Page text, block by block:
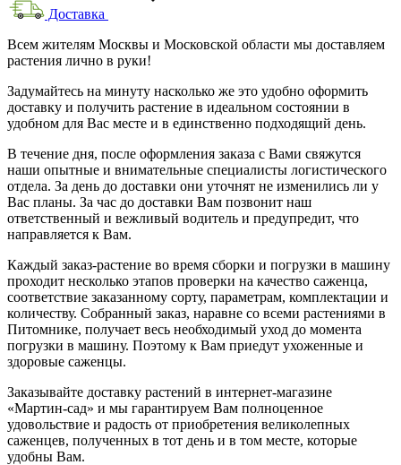
Доставка
Всем жителям Москвы и Московской области мы доставляем
растения лично в руки!
Задумайтесь на минуту насколько же это удобно оформить
доставку и получить растение в идеальном состоянии в
удобном для Вас месте и в единственно подходящий день.
В течение дня, после оформления заказа с Вами свяжутся
наши опытные и внимательные специалисты логистического
отдела. За день до доставки они уточнят не изменились ли у
Вас планы. За час до доставки Вам позвонит наш
ответственный и вежливый водитель и предупредит, что
направляется к Вам.
Каждый заказ-растение во время сборки и погрузки в машину
проходит несколько этапов проверки на качество саженца,
соответствие заказанному сорту, параметрам, комплектации и
количеству. Собранный заказ, наравне со всеми растениями в
Питомнике, получает весь необходимый уход до момента
погрузки в машину. Поэтому к Вам приедут ухоженные и
здоровые саженцы.
Заказывайте доставку растений в интернет-магазине
«Мартин-сад» и мы гарантируем Вам полноценное
удовольствие и радость от приобретения великолепных
саженцев, полученных в тот день и в том месте, которые
удобны Вам.